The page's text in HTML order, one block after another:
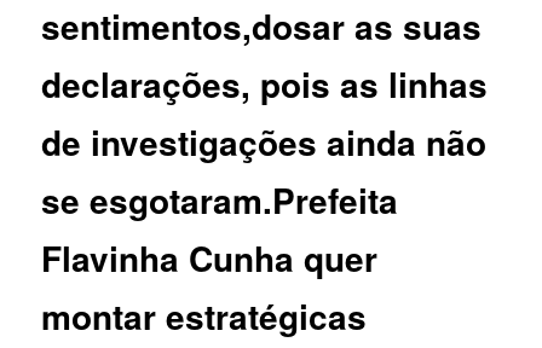
sentimentos,dosar as suas
declarações, pois as linhas
de investigações ainda não
se esgotaram.Prefeita
Flavinha Cunha quer
montar estratégicas